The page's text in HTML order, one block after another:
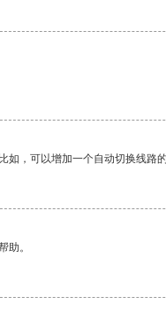
，可以增加一个自动切换线路
助。